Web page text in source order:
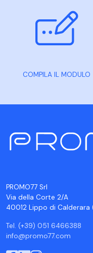
COMPILA IL MODULO
PROMO77 Srl
Via della Corte 2/A
40012 Lippo di Calderara
Tel. (+39) 051 6466388
info@promo77.com